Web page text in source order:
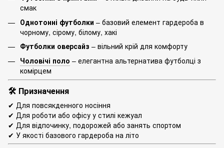
смак
Однотонні футболки – базовий елемент гардероба в
чорному, сірому, білому, хакі
Футболки оверсайз – вільний крій для комфорту
Чоловічі поло – елегантна альтернатива футболці з
комірцем
🛠 Призначення
✔ Для повсякденного носіння
✔ Для роботи або офісу у стилі кежуал
✔ Для відпочинку, подорожей або занять спортом
✔ У якості базового гардероба на літо